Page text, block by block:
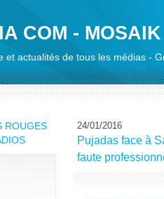
COM -
et actualités de tous les médias -
ROUGES
24/01/2016
Pujadas face à
faute